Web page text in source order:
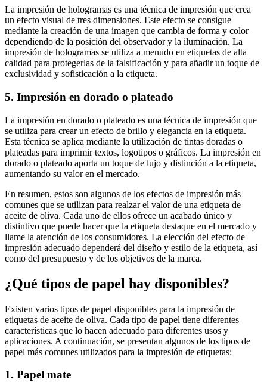
La impresión de hologramas es una técnica de impresión que crea
un efecto visual de tres dimensiones. Este efecto se consigue
mediante la creación de una imagen que cambia de forma y color
dependiendo de la posición del observador y la iluminación. La
impresión de hologramas se utiliza a menudo en etiquetas de alta
calidad para protegerlas de la falsificación y para añadir un toque de
exclusividad y sofisticación a la etiqueta.
5. Impresión en dorado o plateado
La impresión en dorado o plateado es una técnica de impresión que
se utiliza para crear un efecto de brillo y elegancia en la etiqueta.
Esta técnica se aplica mediante la utilización de tintas doradas o
plateadas para imprimir textos, logotipos o gráficos. La impresión en
dorado o plateado aporta un toque de lujo y distinción a la etiqueta,
aumentando su valor en el mercado.
En resumen, estos son algunos de los efectos de impresión más
comunes que se utilizan para realzar el valor de una etiqueta de
aceite de oliva. Cada uno de ellos ofrece un acabado único y
distintivo que puede hacer que la etiqueta destaque en el mercado y
llame la atención de los consumidores. La elección del efecto de
impresión adecuado dependerá del diseño y estilo de la etiqueta, así
como del presupuesto y de los objetivos de la marca.
¿Qué tipos de papel hay disponibles?
Existen varios tipos de papel disponibles para la impresión de
etiquetas de aceite de oliva. Cada tipo de papel tiene diferentes
características que lo hacen adecuado para diferentes usos y
aplicaciones. A continuación, se presentan algunos de los tipos de
papel más comunes utilizados para la impresión de etiquetas:
1. Papel mate